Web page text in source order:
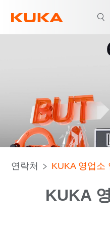
연락처 KUKA 영업소
KUKA